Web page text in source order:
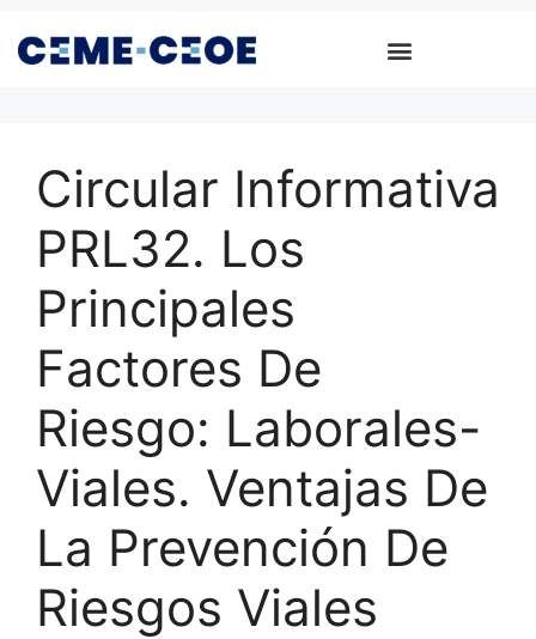
Circular Informativa
PRL32. Los
Principales
Factores De
Riesgo: Laborales-
Viales. Ventajas De
La Prevención De
Riesgos Viales